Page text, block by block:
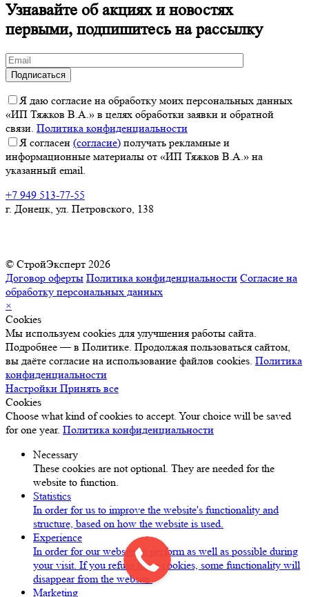
Узнавайте об акциях и новостях
первыми, подпишитесь на рассылку
Я даю согласие на обработку моих персональных данных
«ИП Тяжков В.А.» в целях обработки заявки и обратной
связи. Политика конфиденциальности
Я согласен (согласие) получать рекламные и
информационные материалы от «ИП Тяжков В.А.» на
указанный email.
+7 949 513-77-55
г. Донецк, ул. Петровского, 138
© СтройЭксперт 2026
Договор оферты Политика конфиденциальности Согласие на
обработку персональных данных
×
Cookies
Мы используем cookies для улучшения работы сайта.
Подробнее — в Политике. Продолжая пользоваться сайтом,
вы даёте согласие на использование файлов cookies. Политика
конфиденциальности
Настройки Принять все
Cookies
Choose what kind of cookies to accept. Your choice will be saved
for one year. Политика конфиденциальности
Necessary
These cookies are not optional. They are needed for the
website to function.
Statistics
In order for us to improve the website's functionality and
structure, based on how the website is used.
Experience
In order for our website to perform as well as possible during
your visit. If you refuse these cookies, some functionality will
disappear from the website.
Marketing